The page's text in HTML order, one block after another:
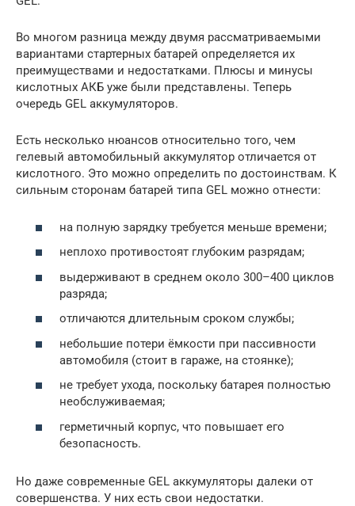
Во многом разница между двумя рассматриваемыми
вариантами стартерных батарей определяется их
преимуществами и недостатками. Плюсы и минусы
кислотных АКБ уже были представлены. Теперь
очередь GEL аккумуляторов.
Есть несколько нюансов относительно того, чем
гелевый автомобильный аккумулятор отличается от
кислотного. Это можно определить по достоинствам. К
сильным сторонам батарей типа GEL можно отнести:
на полную зарядку требуется меньше времени;
неплохо противостоят глубоким разрядам;
выдерживают в среднем около 300–400 циклов
разряда;
отличаются длительным сроком службы;
небольшие потери ёмкости при пассивности
автомобиля (стоит в гараже, на стоянке);
не требует ухода, поскольку батарея полностью
необслуживаемая;
герметичный корпус, что повышает его
безопасность.
Но даже современные GEL аккумуляторы далеки от
совершенства. У них есть свои недостатки.